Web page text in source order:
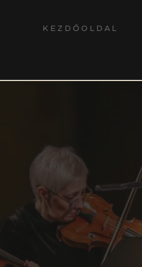
KEZDŐOLDAL